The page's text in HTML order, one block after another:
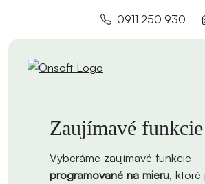
0911 250 930
Zaujímavé funkcie
Vyberáme zaujímavé funkcie
programované na mieru, ktoré